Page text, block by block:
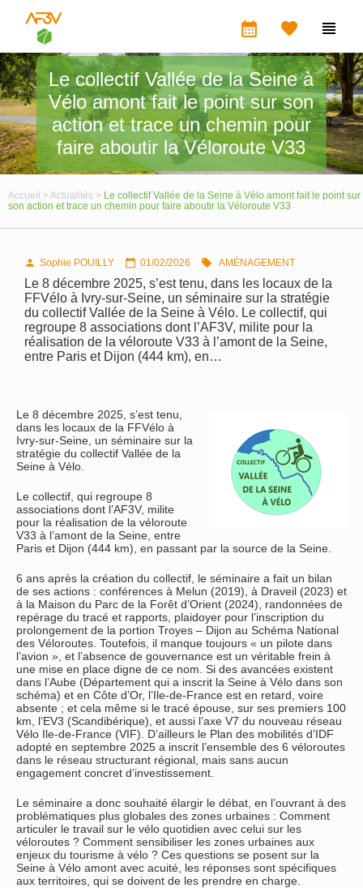
calendar_month  
Le collectif Vallée de la Seine à
Vélo amont fait le point sur son
action et trace un chemin pour
faire aboutir la Véloroute V33
Accueil > Actualités > Le collectif Vallée de la Seine à Vélo amont fait le point sur
son action et trace un chemin pour faire aboutir la Véloroute V33
 Sophie POUILLY  01/02/2026  AMÉNAGEMENT
Le 8 décembre 2025, s’est tenu, dans les locaux de la
FFVélo à Ivry-sur-Seine, un séminaire sur la stratégie
du collectif Vallée de la Seine à Vélo. Le collectif, qui
regroupe 8 associations dont l’AF3V, milite pour la
réalisation de la véloroute V33 à l’amont de la Seine,
entre Paris et Dijon (444 km), en…
Le 8 décembre 2025, s’est tenu,
dans les locaux de la FFVélo à
Ivry-sur-Seine, un séminaire sur la
stratégie du collectif Vallée de la
Seine à Vélo.
Le collectif, qui regroupe 8
associations dont l’AF3V, milite
pour la réalisation de la véloroute
V33 à l’amont de la Seine, entre
Paris et Dijon (444 km), en passant par la source de la Seine.
6 ans après la création du collectif, le séminaire a fait un bilan
de ses actions : conférences à Melun (2019), à Draveil (2023) et
à la Maison du Parc de la Forêt d’Orient (2024), randonnées de
repérage du tracé et rapports, plaidoyer pour l’inscription du
prolongement de la portion Troyes – Dijon au Schéma National
des Véloroutes. Toutefois, il manque toujours « un pilote dans
l’avion », et l’absence de gouvernance est un véritable frein à
une mise en place digne de ce nom. Si des avancées existent
dans l’Aube (Département qui a inscrit la Seine à Vélo dans son
schéma) et en Côte d’Or, l’Ile-de-France est en retard, voire
absente ; et cela même si le tracé épouse, sur ses premiers 100
km, l’EV3 (Scandibérique), et aussi l’axe V7 du nouveau réseau
Vélo Ile-de-France (VIF). D’ailleurs le Plan des mobilités d’IDF
adopté en septembre 2025 a inscrit l’ensemble des 6 véloroutes
dans le réseau structurant régional, mais sans aucun
engagement concret d’investissement.
Le séminaire a donc souhaité élargir le débat, en l’ouvrant à des
problématiques plus globales des zones urbaines : Comment
articuler le travail sur le vélo quotidien avec celui sur les
véloroutes ? Comment sensibiliser les zones urbaines aux
enjeux du tourisme à vélo ? Ces questions se posent sur la
Seine à Vélo amont avec acuité, les réponses sont spécifiques
aux territoires, qui se doivent de les prendre en charge.